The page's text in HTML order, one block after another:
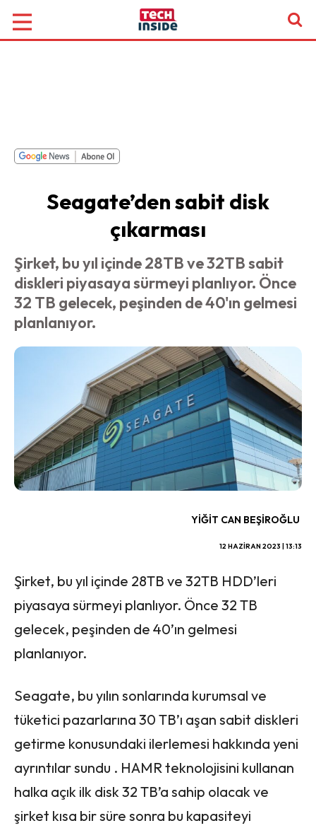
Seagate’den sabit disk
çıkarması
Şirket, bu yıl içinde 28TB ve 32TB sabit
diskleri piyasaya sürmeyi planlıyor. Önce
32 TB gelecek, peşinden de 40'ın gelmesi
planlanıyor.
YIĞIT CAN BEŞIROĞLU
12 HAZIRAN 2023 | 13:13
Şirket, bu yıl içinde 28TB ve 32TB HDD’leri
piyasaya sürmeyi planlıyor. Önce 32 TB
gelecek, peşinden de 40’ın gelmesi
planlanıyor.
Seagate, bu yılın sonlarında kurumsal ve
tüketici pazarlarına 30 TB’ı aşan sabit diskleri
getirme konusundaki ilerlemesi hakkında yeni
ayrıntılar sundu . HAMR teknolojisini kullanan
halka açık ilk disk 32 TB’a sahip olacak ve
şirket kısa bir süre sonra bu kapasiteyi